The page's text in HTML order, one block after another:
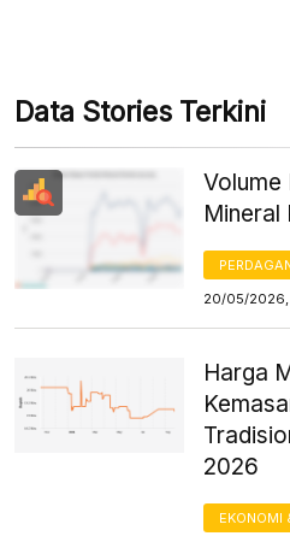
Data Stories Terkini
Volume
Mineral
20/05/2026,
Harga
2026
EKONOMI